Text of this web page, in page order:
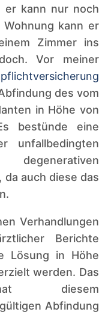
er kann nur noch
kann er
Zimmer ins
Vor meiner
des vom
in Höhe von
bestünde eine
unfallbedingten
auch diese das
Verhandlungen
Berichte
Lösung in Höhe
werden. Das
hat diesem
Abfindung